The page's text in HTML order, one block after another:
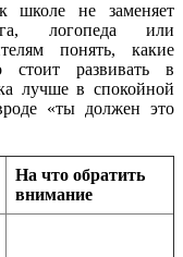
школе не заменяет
логопеда или
понять, какие
развивать в
лучше в спокойной
«ты должен это
На что обратить
внимание